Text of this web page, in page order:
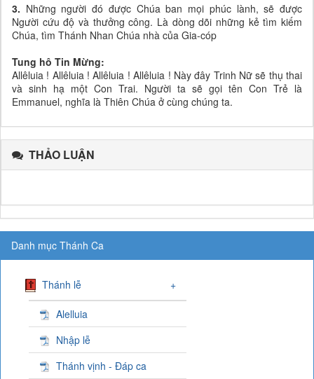
3. Những người đó được Chúa ban mọi phúc lành, sẽ được
Người cứu độ và thưởng công. Là dòng dõi những kẻ tìm kiếm
Chúa, tìm Thánh Nhan Chúa nhà của Gia-cóp
Tung hô Tin Mừng:
Allêluia ! Allêluia ! Allêluia ! Allêluia ! Này đây Trinh Nữ sẽ thụ thai
và sinh hạ một Con Trai. Người ta sẽ gọi tên Con Trẻ là
Emmanuel, nghĩa là Thiên Chúa ở cùng chúng ta.
THẢO LUẬN
Danh mục Thánh Ca
Thánh lễ +
Alelluia
Nhập lễ
Thánh vịnh - Đáp ca